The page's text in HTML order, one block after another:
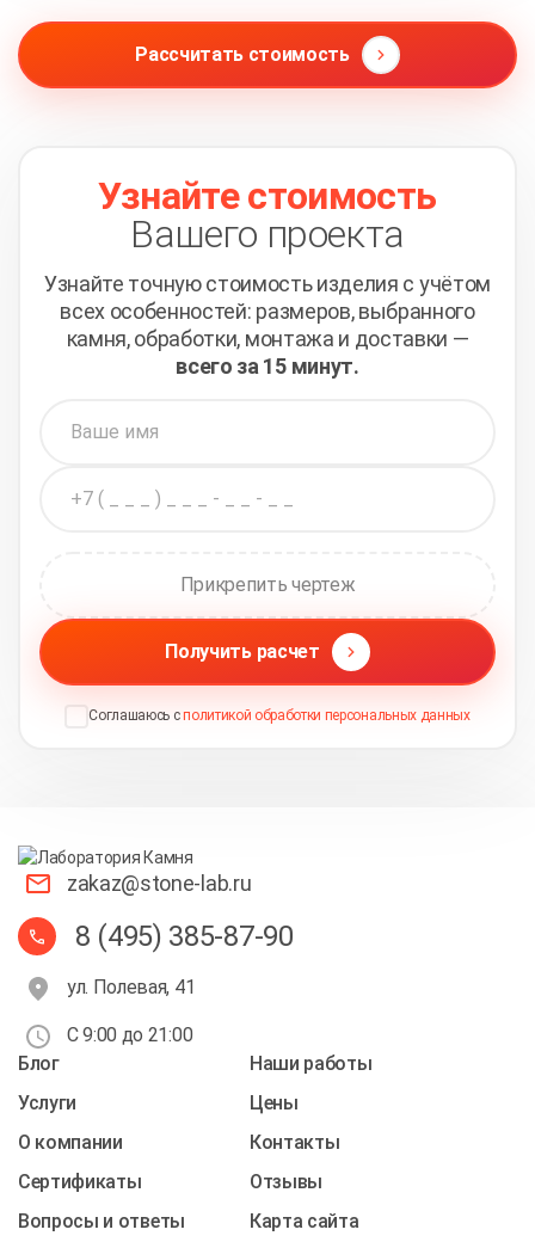
Рассчитать стоимость
Узнайте стоимость
Вашего проекта
Узнайте точную стоимость изделия с учётом
всех особенностей: размеров, выбранного
камня, обработки, монтажа и доставки —
всего за 15 минут.
Прикрепить чертеж
Получить расчет
Соглашаюсь сполитикой обработки персональных данных
zakaz@stone-lab.ru
8 (495) 385-87-90
ул. Полевая, 41
С 9:00 до 21:00
Блог
Наши работы
Услуги
Цены
О компании
Контакты
Cертификаты
Отзывы
Вопросы и ответы
Карта сайта